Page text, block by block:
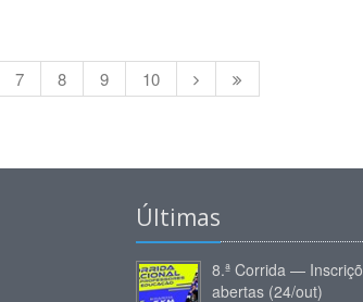
7 8 9 10
Últimas
8.ª Corrida —
abertas (24/out)